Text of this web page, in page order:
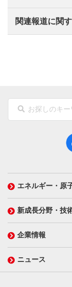
関連報道に関
エネルギー・原
新成長分野・技
企業情報
ニュース